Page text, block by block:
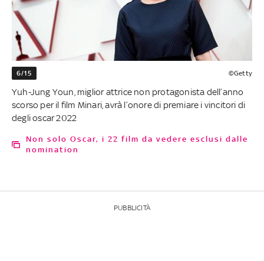
6/15 ©Getty
Yuh-Jung Youn, miglior attrice non protagonista dell’anno
scorso per il film Minari, avrà l’onore di premiare i vincitori di
degli oscar 2022
Non solo Oscar, i 22 film da vedere esclusi dalle
nomination
PUBBLICITÀ